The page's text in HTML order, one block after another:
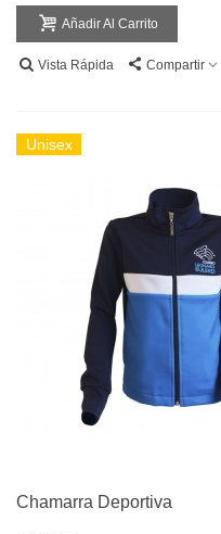
Añadir Al Carrito
Vista Rápida Compartir
Unisex
Chamarra Deportiva